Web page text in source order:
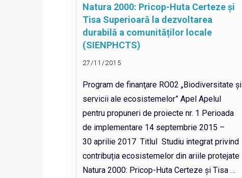
restaurarea
digitală
și
contextualizarea
artefactelor
din
Munții
Orăștiei"
Natura 2000: Pricop-Huta Certeze și
Tisa Superioară la dezvoltarea
durabilă a comunităților locale
(SIENPHCTS)
27/11/2015
Program de finanţare RO02 „Biodiversitate și
servicii ale ecosistemelor” Apel Apelul
pentru propuneri de proiecte nr. 1 Perioada
de implementare 14 septembrie 2015 –
30 aprilie 2017 Titlul Studiu integrat privind
contribuția ecosistemelor din ariile protejate
Natura 2000: Pricop-Huta Certeze și Tisa …